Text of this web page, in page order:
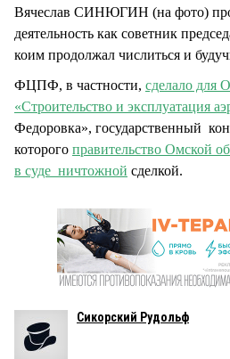
Вячеслав СИНЮГИН (на фото)
деятельность как советник
коим продолжал числиться и
ФЦПФ, в частности, сделало для
«Строительство и эксплуатация
Федоровка», государственный
которого правительство Омской
в суде ничтожной сделкой.
Сикорский Рудольф